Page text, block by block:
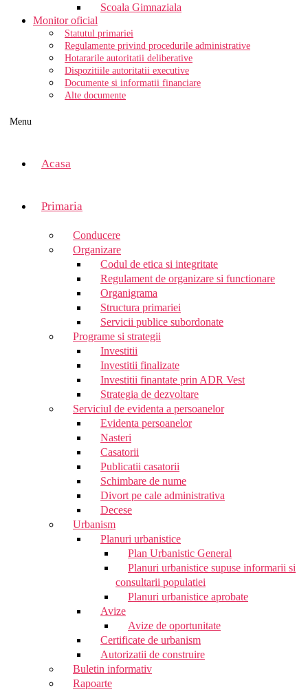
Scoala Gimnaziala
Monitor oficial
Statutul primariei
Regulamente privind procedurile administrative
Hotararile autoritatii deliberative
Dispozitiile autoritatii executive
Documente si informatii financiare
Alte documente
Menu
Acasa
Primaria
Conducere
Organizare
Codul de etica si integritate
Regulament de organizare si functionare
Organigrama
Structura primariei
Servicii publice subordonate
Programe si strategii
Investitii
Investitii finalizate
Investitii finantate prin ADR Vest
Strategia de dezvoltare
Serviciul de evidenta a persoanelor
Evidenta persoanelor
Nasteri
Casatorii
Publicatii casatorii
Schimbare de nume
Divort pe cale administrativa
Decese
Urbanism
Planuri urbanistice
Plan Urbanistic General
Planuri urbanistice supuse informarii si
consultarii populatiei
Planuri urbanistice aprobate
Avize
Avize de oportunitate
Certificate de urbanism
Autorizatii de construire
Buletin informativ
Rapoarte